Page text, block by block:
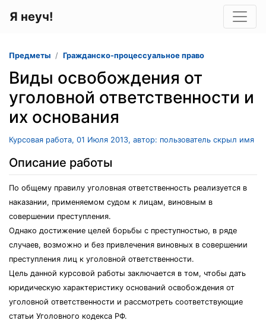
Я неуч!
Предметы Гражданско-процессуальное право
Виды освобождения от
уголовной ответственности и
их основания
Курсовая работа, 01 Июля 2013, автор: пользователь скрыл имя
Описание работы
По общему правилу уголовная ответственность реализуется в
наказании, применяемом судом к лицам, виновным в
совершении преступления.
Однако достижение целей борьбы с преступностью, в ряде
случаев, возможно и без привлечения виновных в совершении
преступления лиц к уголовной ответственности.
Цель данной курсовой работы заключается в том, чтобы дать
юридическую характеристику оснований освобождения от
уголовной ответственности и рассмотреть соответствующие
статьи Уголовного кодекса РФ.